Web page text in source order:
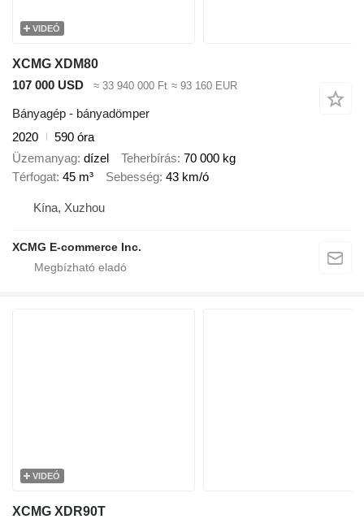
VIDEÓ
XCMG XDM80
107 000 USD
≈ 33 940 000 Ft ≈ 93 160 EUR
Bányagép - bányadömper
2020
590 óra
Üzemanyag dízel Teherbírás 70 000 kg
Térfogat 45 m³ Sebesség 43 km/ó
Kína, Xuzhou
XCMG E-commerce Inc.
VIDEÓ
XCMG XDR90T